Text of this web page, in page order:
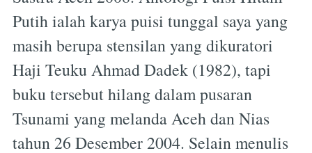
Putih ialah karya puisi tunggal saya yang
masih berupa stensilan yang dikuratori
Haji Teuku Ahmad Dadek (1982), tapi
buku tersebut hilang dalam pusaran
Tsunami yang melanda Aceh dan Nias
tahun 26 Desember 2004. Selain menulis